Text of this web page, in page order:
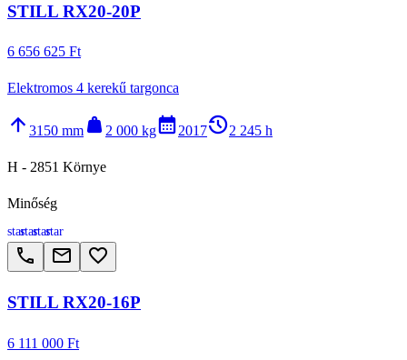
STILL RX20-20P
6 656 625 Ft
Elektromos 4 kerekű targonca
arrow_upward 3150 mm weight 2 000 kgcalendar_month2017history_22 245 h
H - 2851 Környe
Minőség
starstarstarstar
call email favorite_border
STILL RX20-16P
6 111 000 Ft